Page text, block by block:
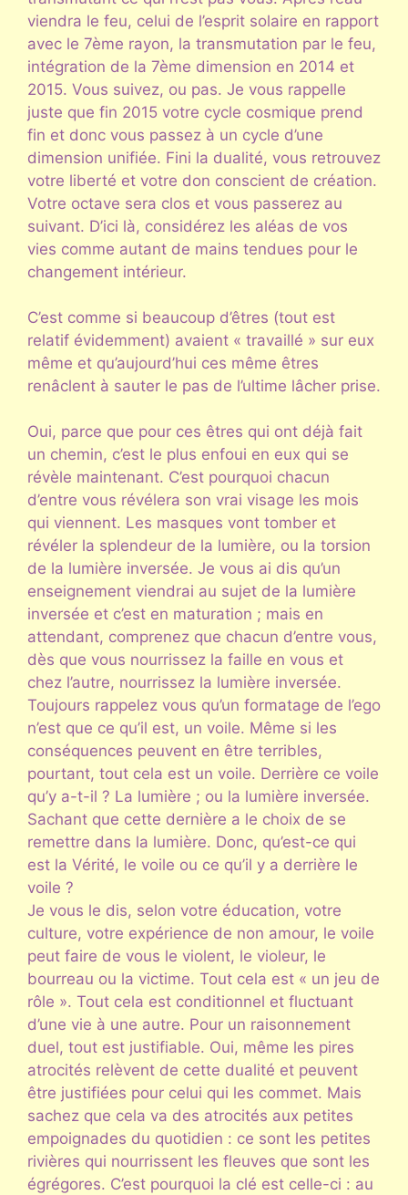
viendra le feu, celui de l’esprit solaire en rapport
avec le 7ème rayon, la transmutation par le feu,
intégration de la 7ème dimension en 2014 et
2015. Vous suivez, ou pas. Je vous rappelle
juste que fin 2015 votre cycle cosmique prend
fin et donc vous passez à un cycle d’une
dimension unifiée. Fini la dualité, vous retrouvez
votre liberté et votre don conscient de création.
Votre octave sera clos et vous passerez au
suivant. D’ici là, considérez les aléas de vos
vies comme autant de mains tendues pour le
changement intérieur.
C’est comme si beaucoup d’êtres (tout est
relatif évidemment) avaient « travaillé » sur eux
même et qu’aujourd’hui ces même êtres
renâclent à sauter le pas de l’ultime lâcher prise.
Oui, parce que pour ces êtres qui ont déjà fait
un chemin, c’est le plus enfoui en eux qui se
révèle maintenant. C’est pourquoi chacun
d’entre vous révélera son vrai visage les mois
qui viennent. Les masques vont tomber et
révéler la splendeur de la lumière, ou la torsion
de la lumière inversée. Je vous ai dis qu’un
enseignement viendrai au sujet de la lumière
inversée et c’est en maturation ; mais en
attendant, comprenez que chacun d’entre vous,
dès que vous nourrissez la faille en vous et
chez l’autre, nourrissez la lumière inversée.
Toujours rappelez vous qu’un formatage de l’ego
n’est que ce qu’il est, un voile. Même si les
conséquences peuvent en être terribles,
pourtant, tout cela est un voile. Derrière ce voile
qu’y a-t-il ? La lumière ; ou la lumière inversée.
Sachant que cette dernière a le choix de se
remettre dans la lumière. Donc, qu’est-ce qui
est la Vérité, le voile ou ce qu’il y a derrière le
voile ?
Je vous le dis, selon votre éducation, votre
culture, votre expérience de non amour, le voile
peut faire de vous le violent, le violeur, le
bourreau ou la victime. Tout cela est « un jeu de
rôle ». Tout cela est conditionnel et fluctuant
d’une vie à une autre. Pour un raisonnement
duel, tout est justifiable. Oui, même les pires
atrocités relèvent de cette dualité et peuvent
être justifiées pour celui qui les commet. Mais
sachez que cela va des atrocités aux petites
empoignades du quotidien : ce sont les petites
rivières qui nourrissent les fleuves que sont les
égrégores. C’est pourquoi la clé est celle-ci : au